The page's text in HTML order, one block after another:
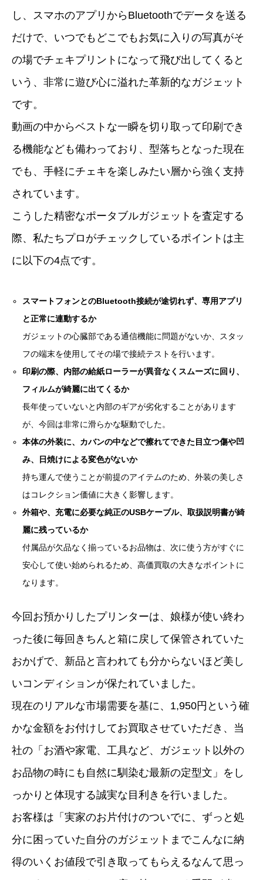
し、スマホのアプリからBluetoothでデータを送る
だけで、いつでもどこでもお気に入りの写真がそ
の場でチェキプリントになって飛び出してくると
いう、非常に遊び心に溢れた革新的なガジェット
です。
動画の中からベストな一瞬を切り取って印刷でき
る機能なども備わっており、型落ちとなった現在
でも、手軽にチェキを楽しみたい層から強く支持
されています。
こうした精密なポータブルガジェットを査定する
際、私たちプロがチェックしているポイントは主
に以下の4点です。
スマートフォンとのBluetooth接続が途切れず、専用アプリ
と正常に連動するか
ガジェットの心臓部である通信機能に問題がないか、スタッ
フの端末を使用してその場で接続テストを行います。
印刷の際、内部の給紙ローラーが異音なくスムーズに回り、
フィルムが綺麗に出てくるか
長年使っていないと内部のギアが劣化することがあります
が、今回は非常に滑らかな駆動でした。
本体の外装に、カバンの中などで擦れてできた目立つ傷や凹
み、日焼けによる変色がないか
持ち運んで使うことが前提のアイテムのため、外装の美しさ
はコレクション価値に大きく影響します。
外箱や、充電に必要な純正のUSBケーブル、取扱説明書が綺
麗に残っているか
付属品が欠品なく揃っているお品物は、次に使う方がすぐに
安心して使い始められるため、高価買取の大きなポイントに
なります。
今回お預かりしたプリンターは、娘様が使い終わ
った後に毎回きちんと箱に戻して保管されていた
おかげで、新品と言われても分からないほど美し
いコンディションが保たれていました。
現在のリアルな市場需要を基に、1,950円という確
かな金額をお付けしてお買取させていただき、当
社の「お酒や家電、工具など、ガジェット以外の
お品物の時にも自然に馴染む最新の定型文」をし
っかりと体現する誠実な目利きを行いました。
お客様は「実家のお片付けのついでに、ずっと処
分に困っていた自分のガジェットまでこんなに納
得のいくお値段で引き取ってもらえるなんて思っ